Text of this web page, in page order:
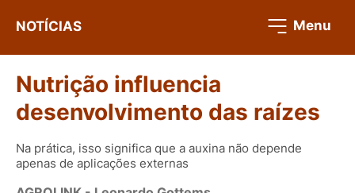
NOTÍCIAS Menu
Nutrição influencia
desenvolvimento das raízes
Na prática, isso significa que a auxina não depende
apenas de aplicações externas